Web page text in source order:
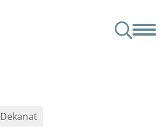
Dekanat